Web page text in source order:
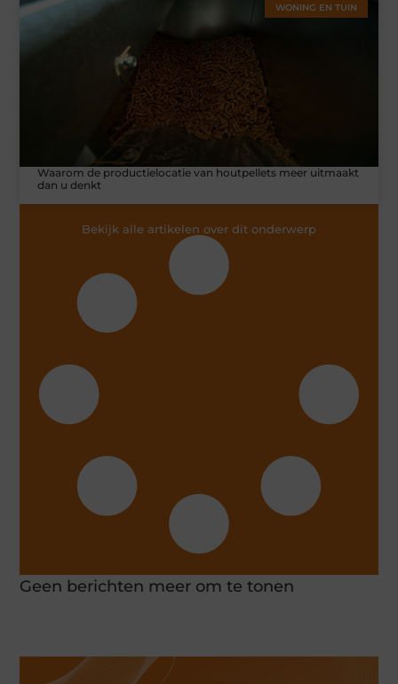
WONING EN TUIN
Waarom de productielocatie van houtpellets meer uitmaakt
dan u denkt
Bekijk alle artikelen over dit onderwerp
Geen berichten meer om te tonen